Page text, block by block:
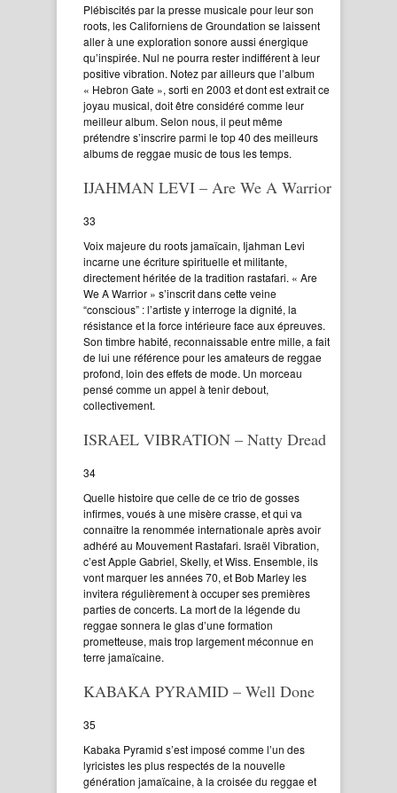
Plébiscités par la presse musicale pour leur son
roots, les Californiens de Groundation se laissent
aller à une exploration sonore aussi énergique
qu’inspirée. Nul ne pourra rester indifférent à leur
positive vibration. Notez par ailleurs que l’album
« Hebron Gate », sorti en 2003 et dont est extrait ce
joyau musical, doit être considéré comme leur
meilleur album. Selon nous, il peut même
prétendre s’inscrire parmi le top 40 des meilleurs
albums de reggae music de tous les temps.
IJAHMAN LEVI – Are We A Warrior
33
Voix majeure du roots jamaïcain, Ijahman Levi
incarne une écriture spirituelle et militante,
directement héritée de la tradition rastafari. « Are
We A Warrior » s’inscrit dans cette veine
“conscious” : l’artiste y interroge la dignité, la
résistance et la force intérieure face aux épreuves.
Son timbre habité, reconnaissable entre mille, a fait
de lui une référence pour les amateurs de reggae
profond, loin des effets de mode. Un morceau
pensé comme un appel à tenir debout,
collectivement.
ISRAEL VIBRATION – Natty Dread
34
Quelle histoire que celle de ce trio de gosses
infirmes, voués à une misère crasse, et qui va
connaître la renommée internationale après avoir
adhéré au Mouvement Rastafari. Israël Vibration,
c’est Apple Gabriel, Skelly, et Wiss. Ensemble, ils
vont marquer les années 70, et Bob Marley les
invitera régulièrement à occuper ses premières
parties de concerts. La mort de la légende du
reggae sonnera le glas d’une formation
prometteuse, mais trop largement méconnue en
terre jamaïcaine.
KABAKA PYRAMID – Well Done
35
Kabaka Pyramid s’est imposé comme l’un des
lyricistes les plus respectés de la nouvelle
génération jamaïcaine, à la croisée du reggae et